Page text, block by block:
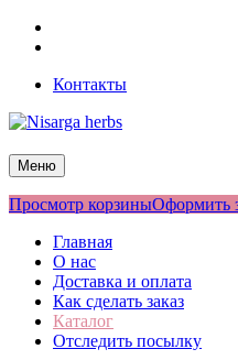
Перейти
Контакты
Nisarga herbs
Меню
Просмотр корзиныОформить
Главная
О нас
Доставка и оплата
Как сделать заказ
Каталог
Отследить посылку